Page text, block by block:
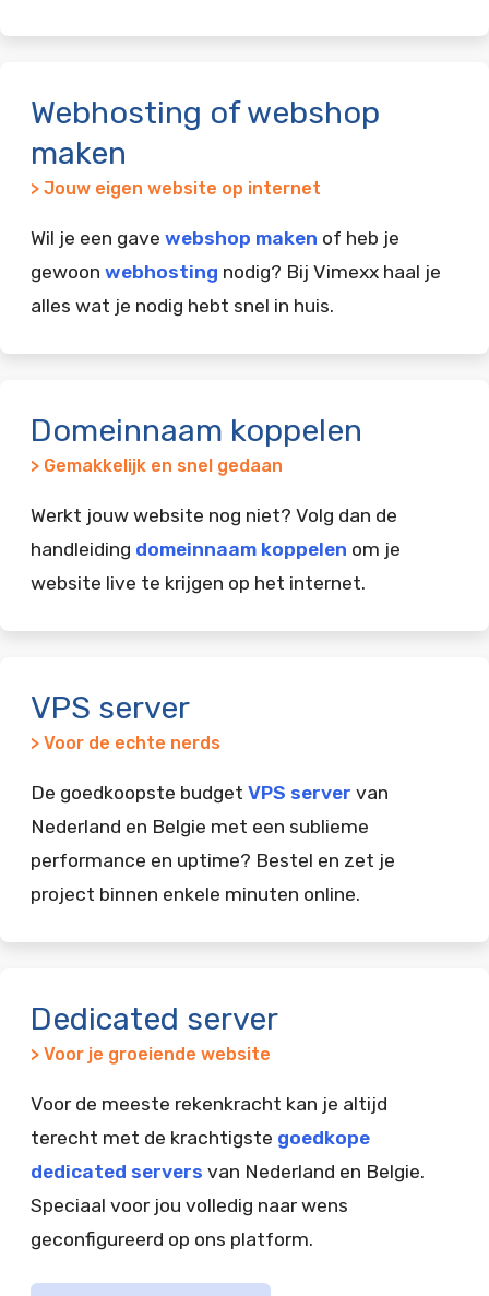
Webhosting of webshop
maken
> Jouw eigen website op internet
Wil je een gave webshop maken of heb je
gewoon webhosting nodig? Bij Vimexx haal je
alles wat je nodig hebt snel in huis.
Domeinnaam koppelen
> Gemakkelijk en snel gedaan
Werkt jouw website nog niet? Volg dan de
handleiding domeinnaam koppelen om je
website live te krijgen op het internet.
VPS server
> Voor de echte nerds
De goedkoopste budget VPS server van
Nederland en Belgie met een sublieme
performance en uptime? Bestel en zet je
project binnen enkele minuten online.
Dedicated server
> Voor je groeiende website
Voor de meeste rekenkracht kan je altijd
terecht met de krachtigste goedkope
dedicated servers van Nederland en Belgie.
Speciaal voor jou volledig naar wens
geconfigureerd op ons platform.